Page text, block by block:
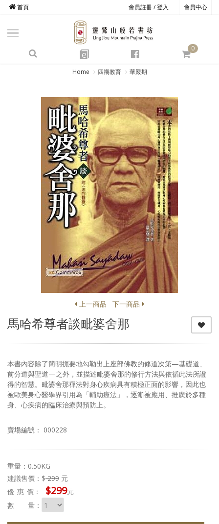
會員註冊 / 登入 會員中心
首頁
e
0
商品總覽
心道書庫
靈鷲叢書
Home 四期教育 華嚴期
上一商品 下一商品
馬哈希尊者談毗婆舍那
本書內容除了簡明扼要地勾勒出上座部佛教的修道次第—基礎道、
前分道與聖道—之外，並描述毗婆舍那的修行方法與依循此法所證
得的智慧。毗婆舍那禪法對身心疾病具有積極正面的影響，因此也
被歐美身心醫學界引用為「輔助療法」，逐漸被應用、推廣於多種
身、心疾病的臨床治療與預防上。
賣場編號： 000228
重量：0.50KG
建議售價：$299 元
優惠 價： $299元
數 量：